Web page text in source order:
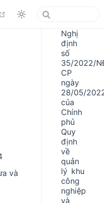
open in new window
và
Nghị
định
số
35/2022/
CP
ngày
28/05/
của
Chính
phủ
Quy
định
về
quản
lý khu
công
nghiệp
và